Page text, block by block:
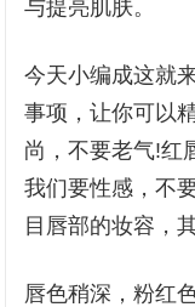
与提亮肌肤。
今天小编成这就
事项，让你可以
尚，不要老气!红
我们要性感，不
目唇部的妆容，
唇色稍深，粉红